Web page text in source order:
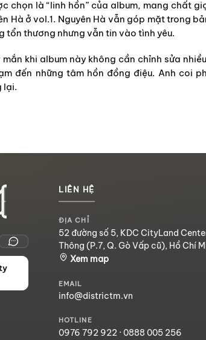
chọn là “linh hồn” của album, mang chất
Hà ở vol.1. Nguyên Hà vẫn góp mặt trong
tổn thương nhưng vẫn tin vào tình yêu.
khi album này không cần chỉnh sửa
đến những tâm hồn đồng điệu. Anh coi
lại.
LIÊN HỆ
ĐỊA CHỈ
52 đường số 5, KDC CityLand
Thông (P.7, Q. Gò Vấp cũ), Hồ Chí
Xem map
EMAIL
info@districtm.vn
HOTLINE
0976 792 922 · 0888 005 256